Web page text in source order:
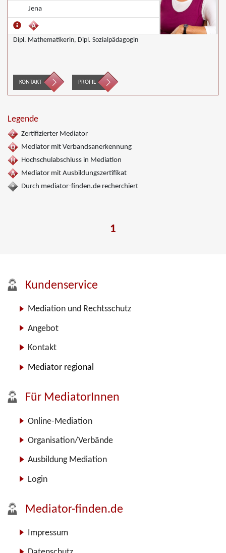
Jena
Dipl. Mathematikerin, Dipl. Sozialpädagogin
KONTAKT PROFIL
Legende
Zertifizierter Mediator
Mediator mit Verbandsanerkennung
Hochschulabschluss in Mediation
Mediator mit Ausbildungszertifikat
Durch mediator-finden.de recherchiert
1
Kundenservice
Mediation und Rechtsschutz
Angebot
Kontakt
Mediator regional
Für MediatorInnen
Online-Mediation
Organisation/Verbände
Ausbildung Mediation
Login
Mediator-finden.de
Impressum